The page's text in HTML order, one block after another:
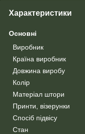
Характеристики
Основні
Виробник
Країна виробник
Довжина виробу
Колір
Матеріал штори
Принти, візерунки
Спосіб підвісу
Стан